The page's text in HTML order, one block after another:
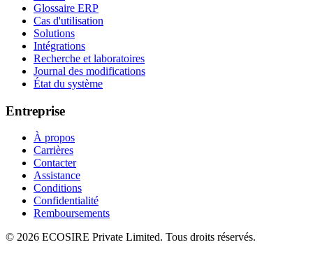
Glossaire ERP
Cas d'utilisation
Solutions
Intégrations
Recherche et laboratoires
Journal des modifications
État du système
Entreprise
À propos
Carrières
Contacter
Assistance
Conditions
Confidentialité
Remboursements
© 2026 ECOSIRE Private Limited. Tous droits réservés.